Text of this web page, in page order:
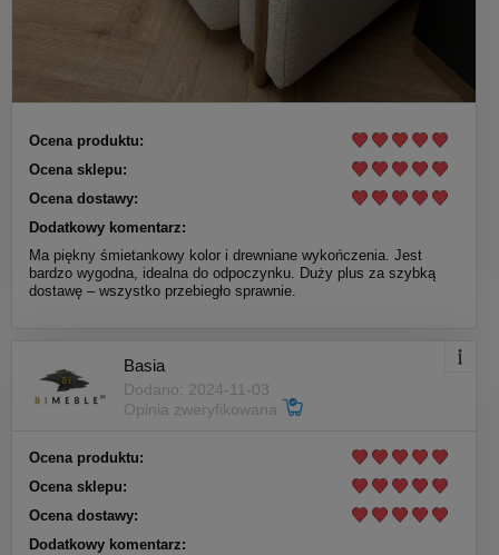
Ocena produktu:
Ocena sklepu:
Ocena dostawy:
Dodatkowy komentarz:
Ma piękny śmietankowy kolor i drewniane wykończenia. Jest
bardzo wygodna, idealna do odpoczynku. Duży plus za szybką
dostawę – wszystko przebiegło sprawnie.
Basia
Dodano: 2024-11-03
Opinia zweryfikowana
Ocena produktu:
Ocena sklepu:
Ocena dostawy:
Dodatkowy komentarz: